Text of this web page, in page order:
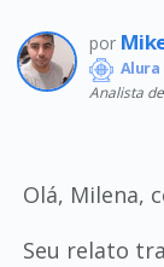
por
Alura
Analista
Olá, Milena,
Seu relato